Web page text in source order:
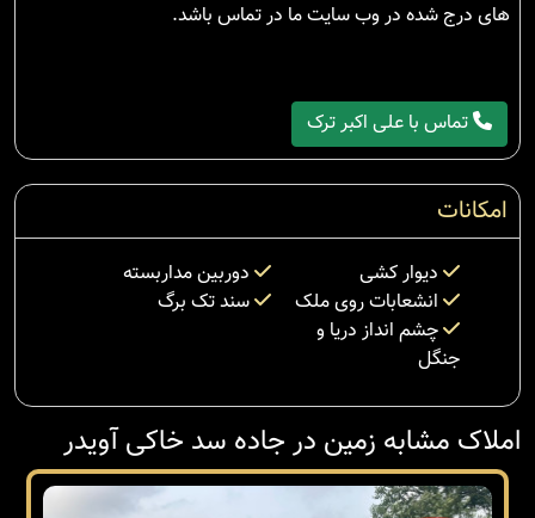
های درج شده در وب سایت ما در تماس باشد.
تماس با علی اکبر ترک
امکانات
دیوار کشی
دوربین مداربسته
انشعابات روی ملک
سند تک برگ
چشم انداز دریا و
جنگل
املاک مشابه زمین در جاده سد خاکی آویدر